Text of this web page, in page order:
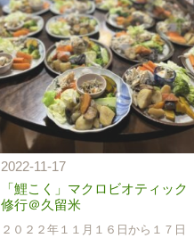
2022-11-17
「鯉こく」マクロビオティック
修行＠久留米
２０２２年１１月１６日から１７日